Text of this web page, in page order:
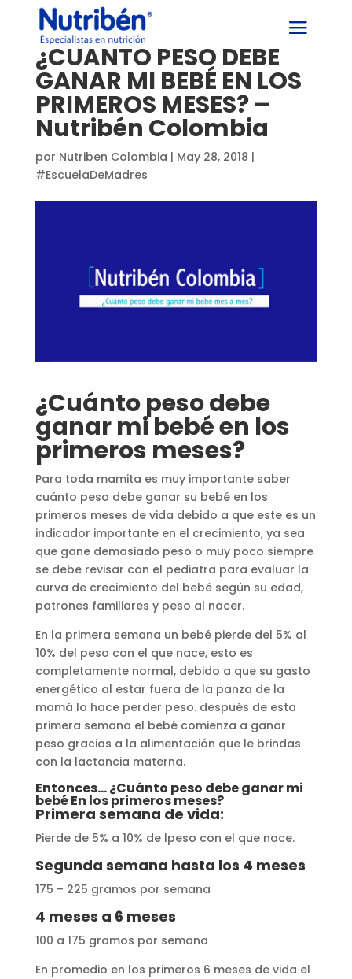
¿CUÁNTO PESO DEBE
GANAR MI BEBÉ EN LOS
PRIMEROS MESES? –
Nutribén Colombia
por Nutriben Colombia | May 28, 2018 |
#EscuelaDeMadres
¿Cuánto peso debe
ganar mi bebé en los
primeros meses?
Para toda mamita es muy importante saber
cuánto peso debe ganar su bebé en los
primeros meses de vida debido a que este es un
indicador importante en el crecimiento, ya sea
que gane demasiado peso o muy poco siempre
se debe revisar con el pediatra para evaluar la
curva de crecimiento del bebé según su edad,
patrones familiares y peso al nacer.
En la primera semana un bebé pierde del 5% al
10% del peso con el que nace, esto es
completamente normal, debido a que su gasto
energético al estar fuera de la panza de la
mamá lo hace perder peso. después de esta
primera semana el bebé comienza a ganar
peso gracias a la alimentación que le brindas
con la lactancia materna.
Entonces… ¿Cuánto peso debe ganar mi
bebé En los primeros meses?
Primera semana de vida:
Pierde de 5% a 10% de lpeso con el que nace.
Segunda semana hasta los 4 meses
175 – 225 gramos por semana
4 meses a 6 meses
100 a 175 gramos por semana
En promedio en los primeros 6 meses de vida el